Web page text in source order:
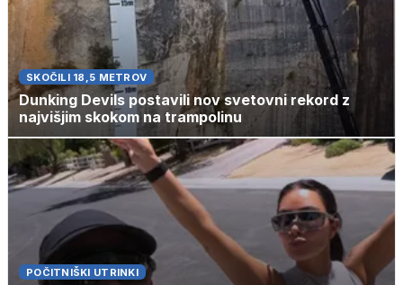
SKOČILI 18,5 METROV
Dunking Devils postavili nov svetovni rekord z
najvišjim skokom na trampolinu
POČITNIŠKI UTRINKI